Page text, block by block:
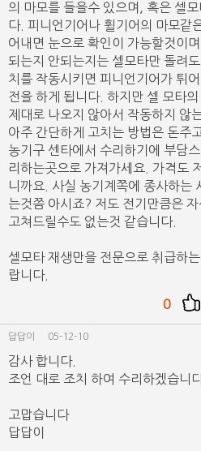
의 마모를 들을수 있으며, 혹은 셀
다. 피니언기어나 휠기어의 마모같
어내면 눈으로 확인이 가능할것이
되는지 안되는지는 셀모타만 돌려
치를 작동시키면 피니언기어가 튀
전을 하게 됩니다. 하지만 셀 모타
제대로 나오지 않아서 작동하지 않
아주 간단하게 고치는 방법은 돈주
농기구 센타에서 수리하기에 부담
리하는곳으로 가져가세요. 가격도
니까요. 사실 농기계쪽에 종사하는
는것쯤 아시죠? 저도 전기만큼은
고쳐드릴수도 없는것 같습니다.
셀모타 재생만을 전문으로 취급하
랍니다.
0
답답이 05-12-10
감사 합니다.
조언 대로 조치 하여 수리하겠습니
고맙습니다
답답이